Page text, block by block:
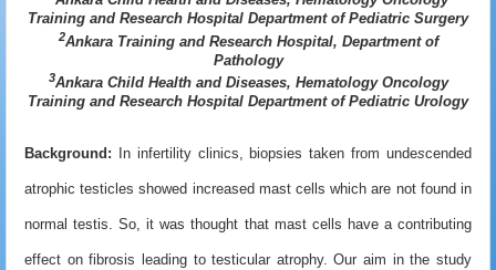
Training and Research Hospital Department of Pediatric Surgery
2Ankara Training and Research Hospital, Department of
Pathology
3Ankara Child Health and Diseases, Hematology Oncology
Training and Research Hospital Department of Pediatric Urology
Background: In infertility clinics, biopsies taken from undescended
atrophic testicles showed increased mast cells which are not found in
normal testis. So, it was thought that mast cells have a contributing
effect on fibrosis leading to testicular atrophy. Our aim in the study